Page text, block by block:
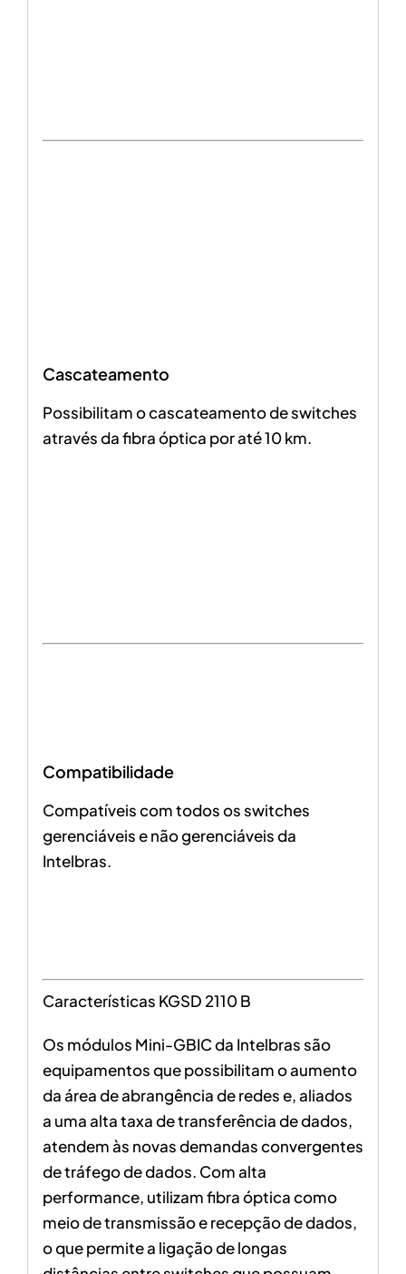
Cascateamento
Possibilitam o cascateamento de switches
através da fibra óptica por até 10 km.
Compatibilidade
Compatíveis com todos os switches
gerenciáveis e não gerenciáveis da
Intelbras.
Características KGSD 2110 B
Os módulos Mini-GBIC da Intelbras são
equipamentos que possibilitam o aumento
da área de abrangência de redes e, aliados
a uma alta taxa de transferência de dados,
atendem às novas demandas convergentes
de tráfego de dados. Com alta
performance, utilizam fibra óptica como
meio de transmissão e recepção de dados,
o que permite a ligação de longas